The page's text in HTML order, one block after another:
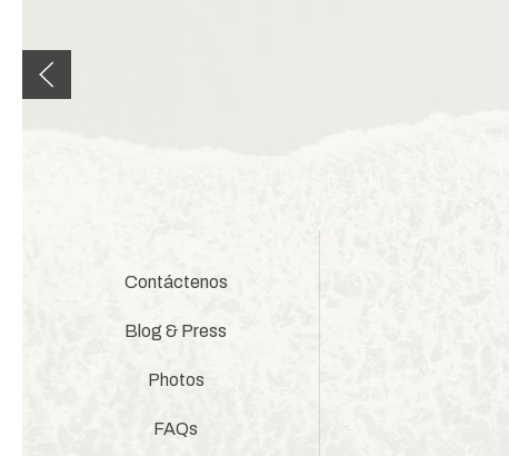
Previous slide
Contáctenos
Blog & Press
Photos
FAQs